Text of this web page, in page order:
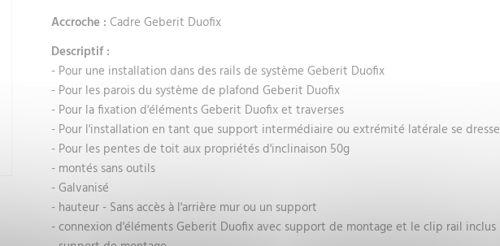
Accroche : Cadre Geberit Duofix
Descriptif :
- Pour une installation dans des rails de système Geberit Duofix
- Pour les parois du système de plafond Geberit Duofix
- Pour la fixation d'éléments Geberit Duofix et traverses
- Pour l'installation en tant que support intermédiaire ou extrémité latérale se dresse
- Pour les pentes de toit aux propriétés d'inclinaison 50g
- montés sans outils
- Galvanisé
- hauteur - Sans accès à l'arrière mur ou un support
- connexion d'éléments Geberit Duofix avec support de montage et le clip rail inclus